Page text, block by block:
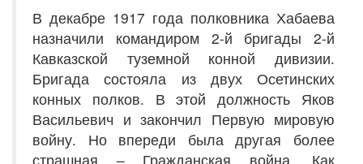
В декабре 1917 года полковника Хабаева
назначили командиром 2-й бригады 2-й
Кавказской туземной конной дивизии.
Бригада состояла из двух Осетинских
конных полков. В этой должность Яков
Васильевич и закончил Первую мировую
войну. Но впереди была другая более
страшная – Гражданская война. Как